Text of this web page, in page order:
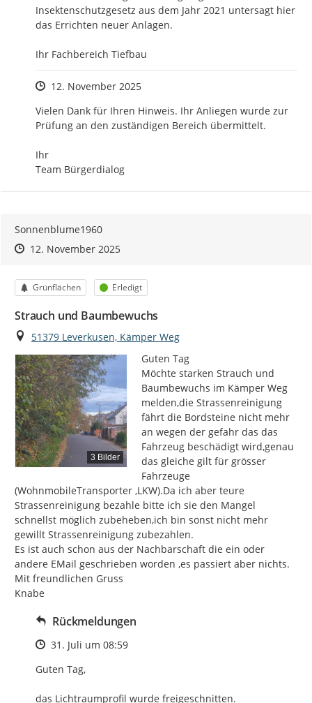
Insektenschutzgesetz aus dem Jahr 2021 untersagt hier
das Errichten neuer Anlagen.
Ihr Fachbereich Tiefbau
Zeitpunkt des Erstellens
12. November 2025
Vielen Dank für Ihren Hinweis. Ihr Anliegen wurde zur
Prüfung an den zuständigen Bereich übermittelt.
Ihr
Team Bürgerdialog
Sonnenblume1960
Zeitpunkt des Erstellens
Zeitpunkt des Erstellens
12. November 2025Zur Äußerung
Kategorie
Grünflächen Status
Erledigt
Strauch und Baumbewuchs
Ort
51379 Leverkusen, Kämper Weg
3 Bilder
Guten Tag
Möchte starken Strauch und
Baumbewuchs im Kämper Weg
melden,die Strassenreinigung
fährt die Bordsteine nicht mehr
an wegen der gefahr das das
Fahrzeug beschädigt wird,genau
das gleiche gilt für grösser
Fahrzeuge
(WohnmobileTransporter ,LKW).Da ich aber teure
Strassenreinigung bezahle bitte ich sie den Mangel
schnellst möglich zubeheben,ich bin sonst nicht mehr
gewillt Strassenreinigung zubezahlen.
Es ist auch schon aus der Nachbarschaft die ein oder
andere EMail geschrieben worden ,es passiert aber nichts.
Mit freundlichen Gruss
Knabe
Rückmeldungen
Zeitpunkt des Erstellens
31. Juli um 08:59
Guten Tag,
das Lichtraumprofil wurde freigeschnitten.